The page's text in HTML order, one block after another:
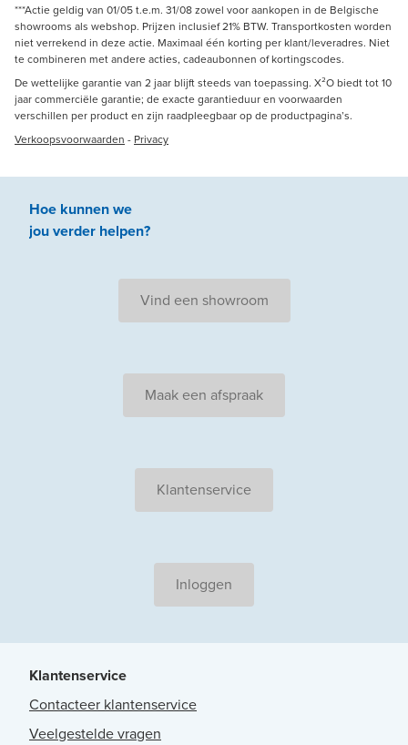
***Actie geldig van 01/05 t.e.m. 31/08 zowel voor aankopen in de Belgische
showrooms als webshop. Prijzen inclusief 21% BTW. Transportkosten worden
niet verrekend in deze actie. Maximaal één korting per klant/leveradres. Niet
te combineren met andere acties, cadeaubonnen of kortingscodes.
De wettelijke garantie van 2 jaar blijft steeds van toepassing. X²O biedt tot 10
jaar commerciële garantie; de exacte garantieduur en voorwaarden
verschillen per product en zijn raadpleegbaar op de productpagina’s.
Verkoopsvoorwaarden - Privacy
Hoe kunnen we
jouverder helpen?
Vind een showroom
Maak een afspraak
Klantenservice
Inloggen
Klantenservice
Contacteer klantenservice
Veelgestelde vragen